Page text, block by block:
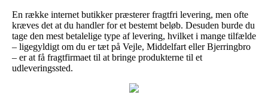
En række internet butikker præsterer fragtfri levering, men ofte
kræves det at du handler for et bestemt beløb. Desuden burde du
tage den mest betalelige type af levering, hvilket i mange tilfælde
– ligegyldigt om du er tæt på Vejle, Middelfart eller Bjerringbro
– er at få fragtfirmaet til at bringe produkterne til et
udleveringssted.